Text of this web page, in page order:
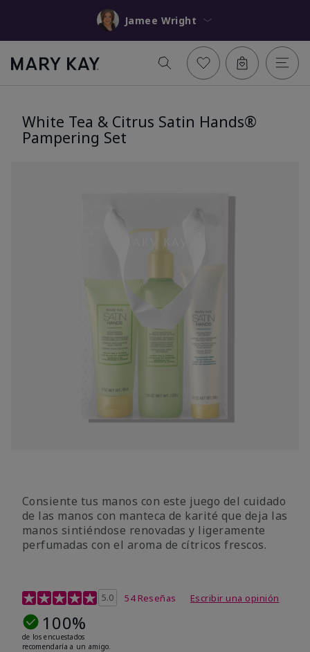
Jamee Wright
White Tea & Citrus Satin Hands®
Pampering Set
Consiente tus manos con este juego del cuidado
de las manos con manteca de karité que deja las
manos sintiéndose renovadas y ligeramente
perfumadas con el aroma de cítricos frescos.
Calificación de clientes de 4,7 de 5
5.0 54 Reseñas Escribir una opinión
100%
de los encuestados
recomendaría a un amigo.